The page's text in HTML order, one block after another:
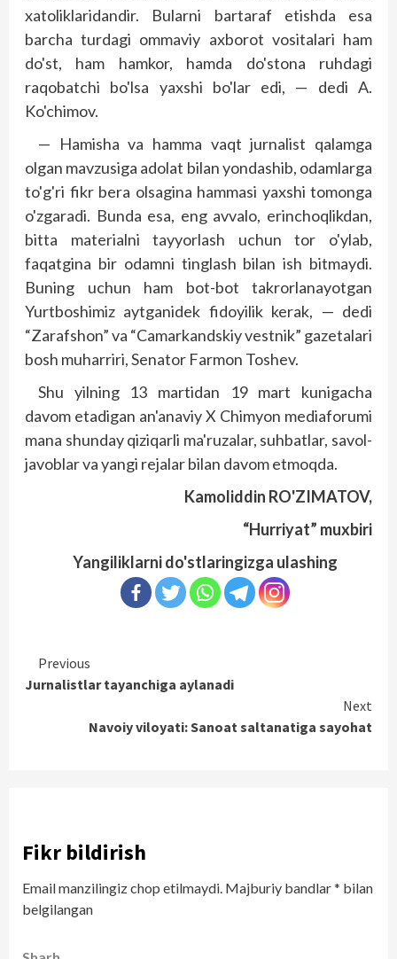
xatoliklaridandir. Bularni bartaraf etishda esa
barcha turdagi ommaviy axborot vositalari ham
do'st, ham hamkor, hamda do'stona ruhdagi
raqobatchi bo'lsa yaxshi bo'lar edi, — dedi A.
Ko'chimov.
— Hamisha va hamma vaqt jurnalist qalamga
olgan mavzusiga adolat bilan yondashib, odamlarga
to'g'ri fikr bera olsagina hammasi yaxshi tomonga
o'zgaradi. Bunda esa, eng avvalo, erinchoqlikdan,
bitta materialni tayyorlash uchun tor o'ylab,
faqatgina bir odamni tinglash bilan ish bitmaydi.
Buning uchun ham bot-bot takrorlanayotgan
Yurtboshimiz aytganidek fidoyilik kerak, — dedi
“Zarafshon” va “Camarkandskiy vestnik” gazetalari
bosh muharriri, Senator Farmon Toshev.
Shu yilning 13 martidan 19 mart kunigacha
davom etadigan an'anaviy X Chimyon mediaforumi
mana shunday qiziqarli ma'ruzalar, suhbatlar, savol-
javoblar va yangi rejalar bilan davom etmoqda.
Kamoliddin RO'ZIMATOV,
“Hurriyat” muxbiri
Yangiliklarni do'stlaringizga ulashing
Continue
Reading
Previous
Jurnalistlar tayanchiga aylanadi
Next
Navoiy viloyati: Sanoat saltanatiga sayohat
Fikr bildirish
Email manzilingiz chop etilmaydi. Majburiy bandlar* bilan
belgilangan